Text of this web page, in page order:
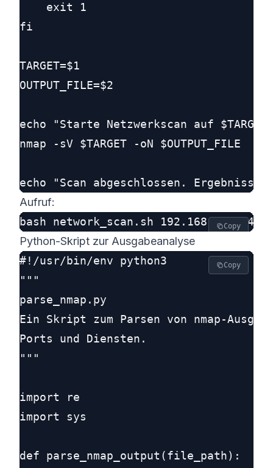
    exit 1
fi
TARGET=$1
OUTPUT_FILE=$2
echo "Starte Netzwerkscan auf
nmap -sV $TARGET -oN $OUTPUT_FILE
Aufruf:
Copy
Python-Skript zur Ausgabeanalyse
#!/usr/bin/env python3
"""
parse_nmap.py
Ein Skript zum Parsen von nmap-
Ports und Diensten.
"""
import re
import sys
def parse_nmap_output(file_path):
Copy